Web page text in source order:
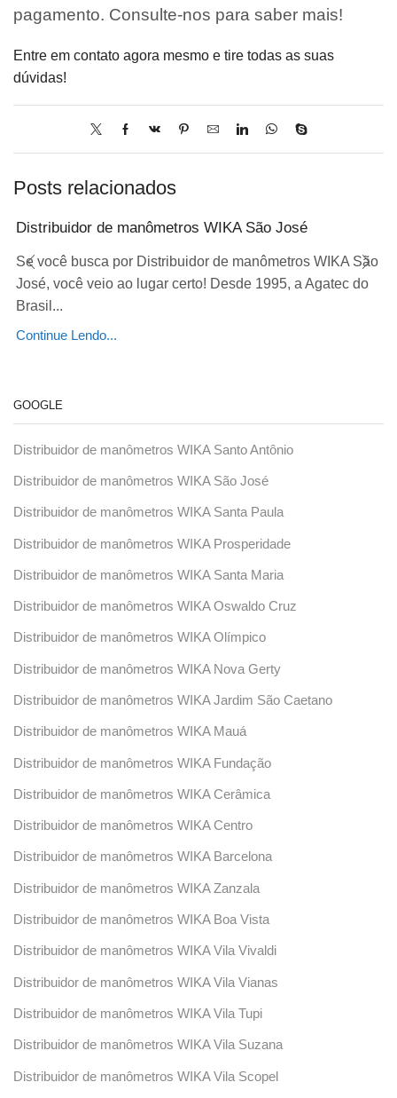
pagamento. Consulte-nos para saber mais!
Entre em contato agora mesmo e tire todas as suas
dúvidas!
Posts relacionados
Distribuidor de manômetros WIKA São José
Se você busca por Distribuidor de manômetros WIKA São
José, você veio ao lugar certo! Desde 1995, a Agatec do
Brasil...
Continue Lendo...
GOOGLE
Distribuidor de manômetros WIKA Santo Antônio
Distribuidor de manômetros WIKA São José
Distribuidor de manômetros WIKA Santa Paula
Distribuidor de manômetros WIKA Prosperidade
Distribuidor de manômetros WIKA Santa Maria
Distribuidor de manômetros WIKA Oswaldo Cruz
Distribuidor de manômetros WIKA Olímpico
Distribuidor de manômetros WIKA Nova Gerty
Distribuidor de manômetros WIKA Jardim São Caetano
Distribuidor de manômetros WIKA Mauá
Distribuidor de manômetros WIKA Fundação
Distribuidor de manômetros WIKA Cerâmica
Distribuidor de manômetros WIKA Centro
Distribuidor de manômetros WIKA Barcelona
Distribuidor de manômetros WIKA Zanzala
Distribuidor de manômetros WIKA Boa Vista
Distribuidor de manômetros WIKA Vila Vivaldi
Distribuidor de manômetros WIKA Vila Vianas
Distribuidor de manômetros WIKA Vila Tupi
Distribuidor de manômetros WIKA Vila Suzana
Distribuidor de manômetros WIKA Vila Scopel